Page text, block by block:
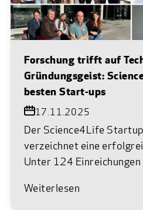
Forschung trifft auf
Gründungsgeist:
besten Start-ups
17.11.2025
Der Science4Life
verzeichnet eine
Unter 124 Einreichungen
Weiterlesen